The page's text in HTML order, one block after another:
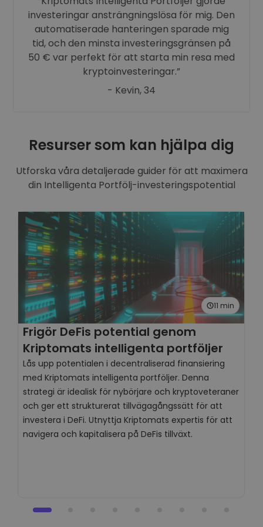
investeringar ansträngningslösa för mig. Den
automatiserade hanteringen sparade mig
tid, och den minsta investeringsgränsen på
50 € var perfekt för att starta min resa med
kryptoinvesteringar.
- Kevin, 34
Resurser som kan hjälpa dig
Utforska våra detaljerade guider för att maximera
din Intelligenta Portfölj-investeringspotential
11 min
Frigör DeFis potential genom
Kriptomats intelligenta portföljer
Lås upp potentialen i decentraliserad finansiering
med Kriptomats intelligenta portföljer. Denna
strategi är idealisk för nybörjare och kryptoveteraner
och ger ett strukturerat tillvägagångssätt för att
investera i DeFi. Utnyttja Kriptomats expertis för att
navigera och kapitalisera på DeFis tillväxt.